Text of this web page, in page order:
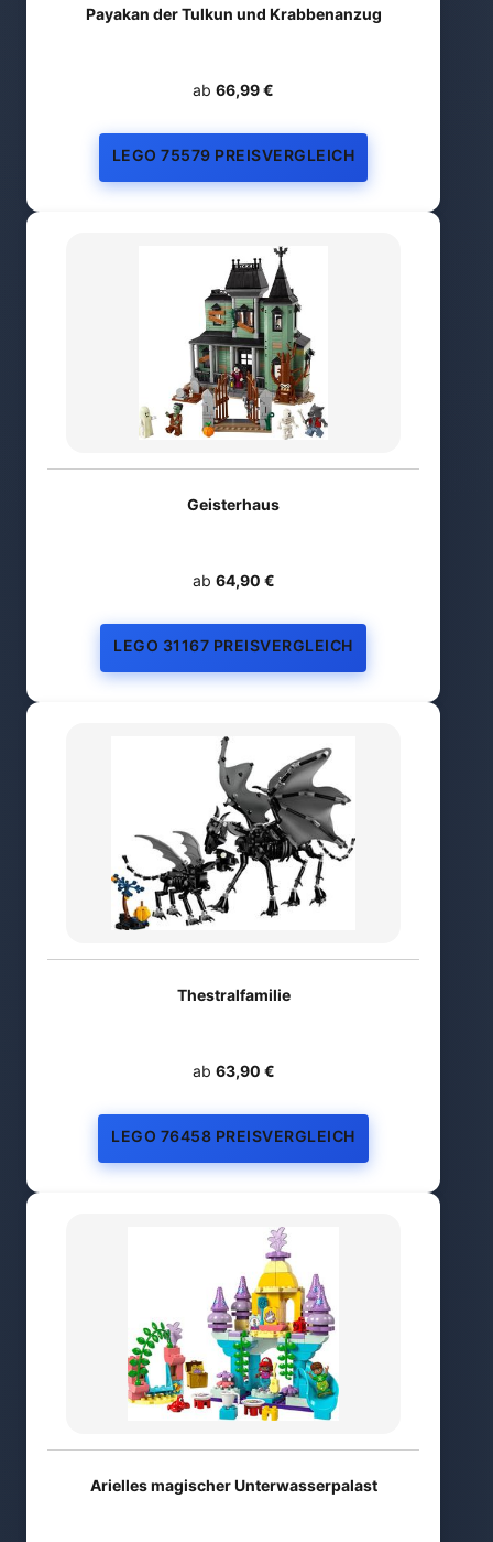
Payakan der Tulkun und Krabbenanzug
ab 66,99 €
LEGO 75579 PREISVERGLEICH
Geisterhaus
ab 64,90 €
LEGO 31167 PREISVERGLEICH
Thestralfamilie
ab 63,90 €
LEGO 76458 PREISVERGLEICH
Arielles magischer Unterwasserpalast